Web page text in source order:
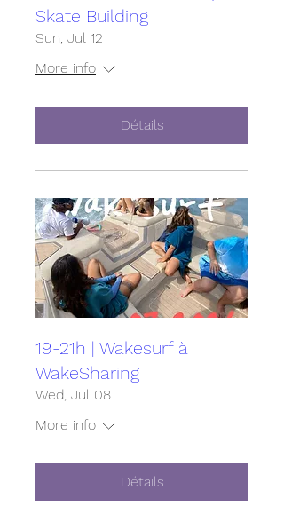
Skate Building
Sun, Jul 12
More info
Détails
19-21h | Wakesurf à
WakeSharing
Wed, Jul 08
More info
Détails